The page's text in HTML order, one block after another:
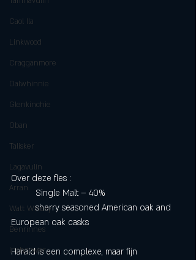
Caol Ila
Linkwood
Cragganmore
Dalwhinnie
Glenkinchie
Oban
Talisker
Lagavulin
Arran
Watt Whisky
Benrinnes
Inchgower
Over deze fles :
	Single Malt – 40%
	sherry seasoned American oak and
European oak casks
Harald is een complexe, maar fijn